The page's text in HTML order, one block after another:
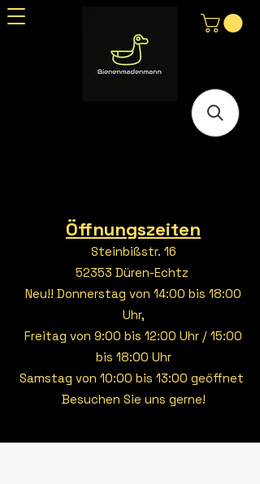
Öffnungszeiten
Steinbißstr. 16
52353 Düren-Echtz
Neu!! Donnerstag von 14:00 bis 18:00
Uhr,
Freitag von 9:00 bis 12:00 Uhr / 15:00
bis 18:00 Uhr
Samstag von 10:00 bis 13:00 geöffnet
Besuchen Sie uns gerne!